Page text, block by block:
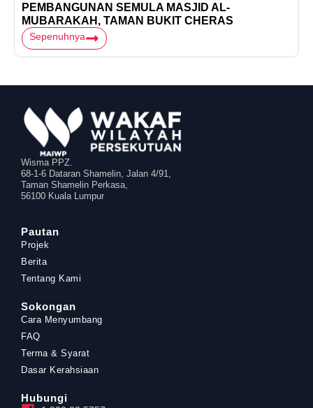
PEMBANGUNAN SEMULA MASJID AL-
MUBARAKAH, TAMAN BUKIT CHERAS
Sepenuhnya
Wisma PPZ.
68-1-6 Dataran Shamelin, Jalan 4/91,
Taman Shamelin Perkasa,
56100 Kuala Lumpur
Pautan
Projek
Berita
Tentang Kami
Sokongan
Cara Menyumbang
FAQ
Terma & Syarat
Dasar Kerahsiaan
Hubungi